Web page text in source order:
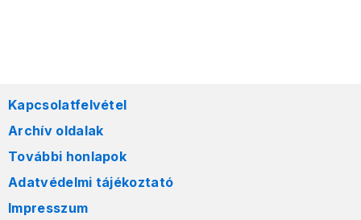
Kapcsolatfelvétel
Archív oldalak
További honlapok
Adatvédelmi tájékoztató
Impresszum